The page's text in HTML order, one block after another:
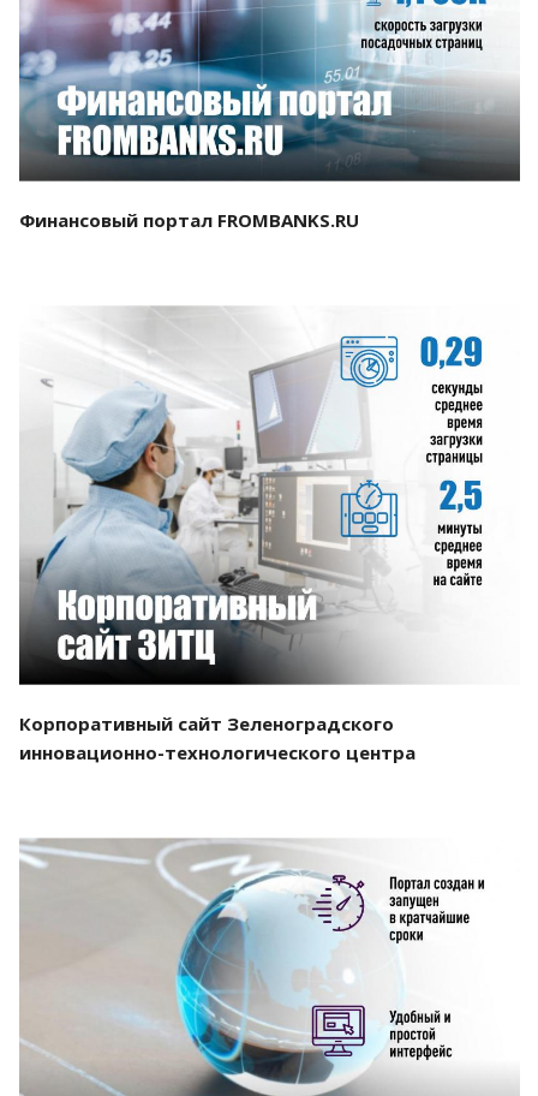
Смотреть проект
Финансовый портал FROMBANKS.RU
Смотреть проект
Корпоративный сайт Зеленоградского
инновационно-технологического центра
Смотреть проект